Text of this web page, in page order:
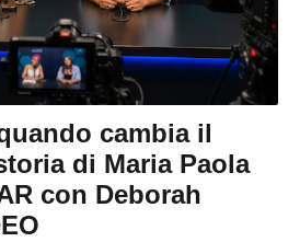
cambia il
di Maria Paola
con Deborah